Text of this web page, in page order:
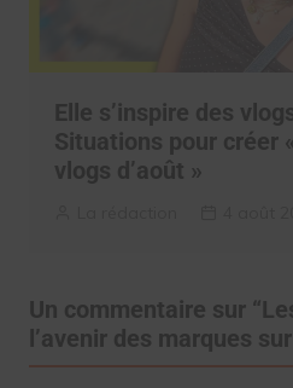
Elle s’inspire des
Situations pour créer
vlogs d’août »
Un commentaire sur “
l’avenir des marques